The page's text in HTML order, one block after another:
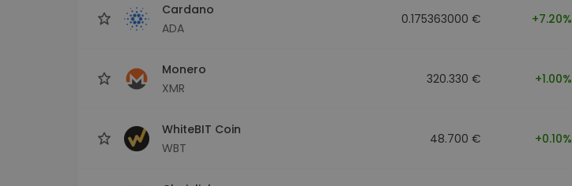
Cardano
ADA
0.175363000 € +7.20%
Monero
XMR
320.330 € +1.00%
WhiteBIT Coin
WBT
48.700 € +0.10%